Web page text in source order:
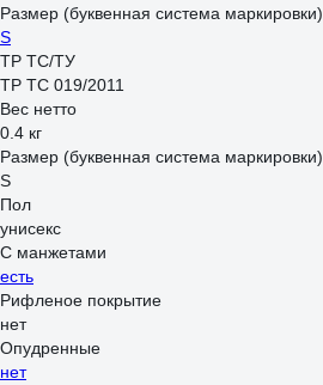
Размер (буквенная система маркировки)
S
ТР ТС/ТУ
ТР ТС 019/2011
Вес нетто
0.4 кг
Размер (буквенная система маркировки)
S
Пол
унисекс
С манжетами
есть
Рифленое покрытие
нет
Опудренные
нет